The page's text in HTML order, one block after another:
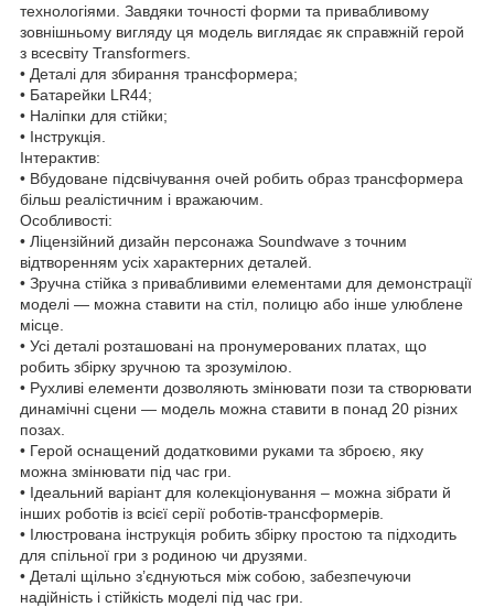
технологіями. Завдяки точності форми та привабливому
зовнішньому вигляду ця модель виглядає як справжній герой
з всесвіту Transformers.
• Деталі для збирання трансформера;
• Батарейки LR44;
• Наліпки для стійки;
• Інструкція.
Інтерактив:
• Вбудоване підсвічування очей робить образ трансформера
більш реалістичним і вражаючим.
Особливості:
• Ліцензійний дизайн персонажа Soundwave з точним
відтворенням усіх характерних деталей.
• Зручна стійка з привабливими елементами для демонстрації
моделі — можна ставити на стіл, полицю або інше улюблене
місце.
• Усі деталі розташовані на пронумерованих платах, що
робить збірку зручною та зрозумілою.
• Рухливі елементи дозволяють змінювати пози та створювати
динамічні сцени — модель можна ставити в понад 20 різних
позах.
• Герой оснащений додатковими руками та зброєю, яку
можна змінювати під час гри.
• Ідеальний варіант для колекціонування – можна зібрати й
інших роботів із всієї серії роботів-трансформерів.
• Ілюстрована інструкція робить збірку простою та підходить
для спільної гри з родиною чи друзями.
• Деталі щільно з’єднуються між собою, забезпечуючи
надійність і стійкість моделі під час гри.